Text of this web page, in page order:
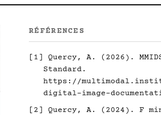
RÉFÉRENCES
[1]
Quercy, A. (2026).
Standard.
https://
digital-image-
[2]
Quercy, A. (2024). F